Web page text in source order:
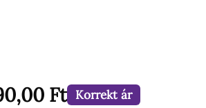
Ft Korrekt ár